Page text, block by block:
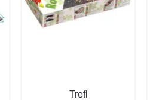
Trefl